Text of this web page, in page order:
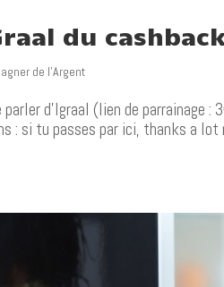
du
de l'Argent
parler d’Igraal (lien de parrainage
: si tu passes par ici, thanks a